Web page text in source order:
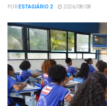
PORESTAGIÁRIO 2 2026/08/08